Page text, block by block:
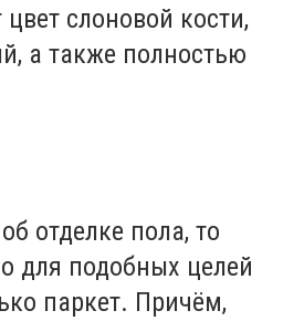
слоновой кости,
а также полностью
отделке пола, то
для подобных целей
паркет. Причём,